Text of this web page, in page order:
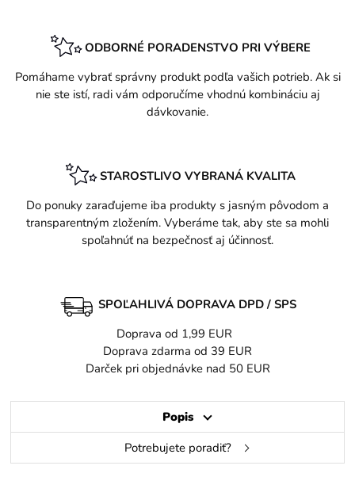
ODBORNÉ PORADENSTVO PRI VÝBERE
Pomáhame vybrať správny produkt podľa vašich potrieb. Ak si
nie ste istí, radi vám odporučíme vhodnú kombináciu aj
dávkovanie.
STAROSTLIVO VYBRANÁ KVALITA
Do ponuky zaraďujeme iba produkty s jasným pôvodom a
transparentným zložením. Vyberáme tak, aby ste sa mohli
spoľahnúť na bezpečnosť aj účinnosť.
SPOĽAHLIVÁ DOPRAVA DPD / SPS
Doprava od 1,99 EUR
Doprava zdarma od 39 EUR
Darček pri objednávke nad 50 EUR
Popis
Potrebujete poradiť?